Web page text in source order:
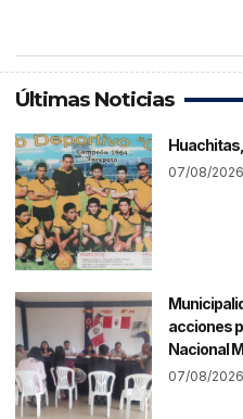
Últimas Noticias
07/08/2026
acciones
Nacional
07/08/2026